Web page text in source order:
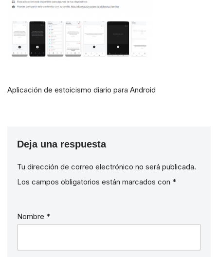
Aplicación de estoicismo diario para Android
Deja una respuesta
Tu dirección de correo electrónico no será publicada.
Los campos obligatorios están marcados con *
Nombre *